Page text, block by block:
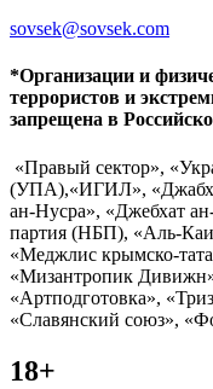
sovsek@sovsek.com
*Организации и
террористов и
запрещена в
«Правый сектор»,
(УПА),«ИГИЛ»,
ан-Нусра», «Джебхат
партия (НБП), «Аль-
«Меджлис крымско-
«Мизантропик
«Артподготовка»,
«Славянский союз»,
18+